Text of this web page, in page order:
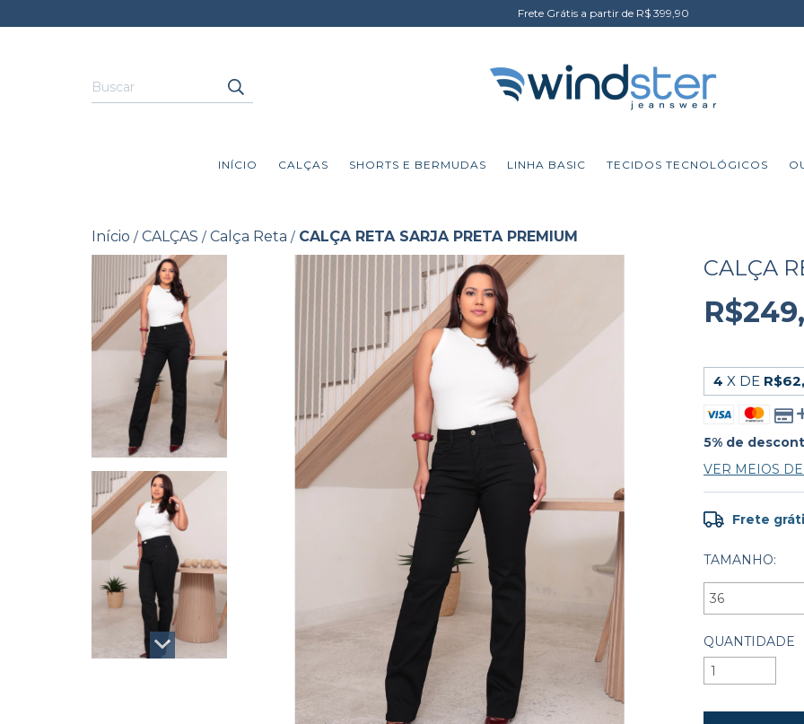
Frete Grátis a partir de R$ 399,90
INÍCIO CALÇAS SHORTS E BERMUDAS LINHA BASIC TECIDOS TECNOLÓGICOS
Início / CALÇAS / Calça Reta / CALÇA RETA SARJA PRETA PREMIUM
CALÇA
4 X DE
5% de
VER MEIOS
Frete
TAMANHO:
QUANTIDADE